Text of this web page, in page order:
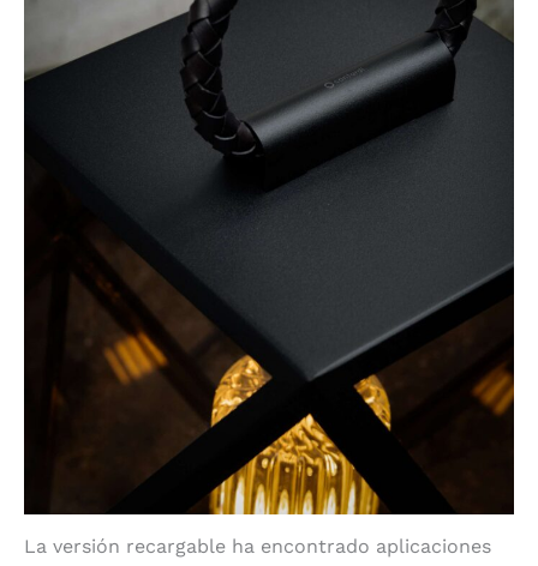
La versión recargable ha encontrado aplicaciones